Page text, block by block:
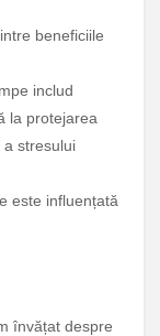
beneficiile
includ
la protejarea
stresului
este influențată
învățat despre